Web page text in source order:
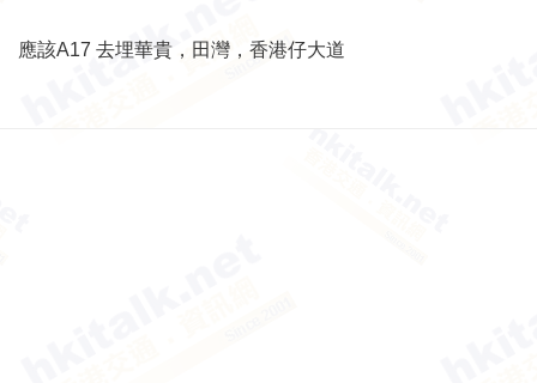
應該A17 去埋華貴，田灣，香港仔大道